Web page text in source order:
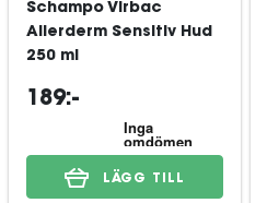
Schampo Virbac
Allerderm Sensitiv Hud
250 ml
189:-
LÄGG TILL